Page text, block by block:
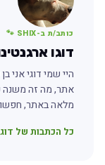
כותב/ת ב-SHIX 🐾
דוגו
היי שמי דוגי אני
אתר, מה זה משנה
מלאה באתר,
כל הכתבות של